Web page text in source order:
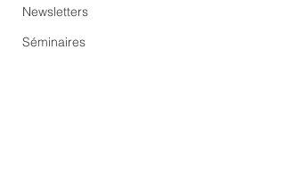
Newsletters
Séminaires